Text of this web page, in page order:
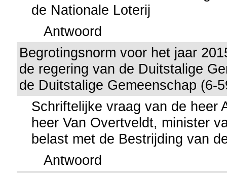
de Nationale Loterij
Antwoord
Begrotingsnorm voor het jaar
de regering van de Duitstalige
de Duitstalige Gemeenschap (6-
Schriftelijke vraag van de heer
heer Van Overtveldt, minister
belast met de Bestrijding van
Antwoord